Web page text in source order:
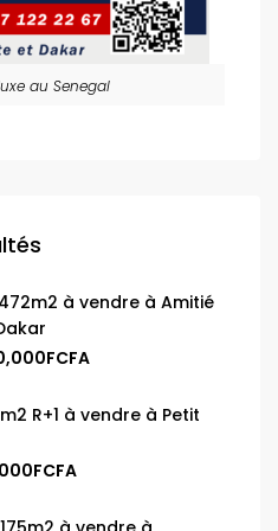
au Senegal
à vendre à Amitié
R+1 à vendre à Petit